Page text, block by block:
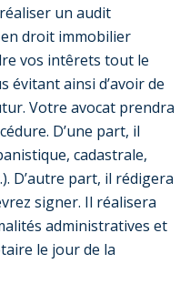
un audit
droit immobilier
vos intêrets tout le
évitant ainsi d’avoir de
Votre avocat prendra
D’une part, il
cadastrale,
D’autre part, il rédigera
signer. Il réalisera
administratives et
le jour de la